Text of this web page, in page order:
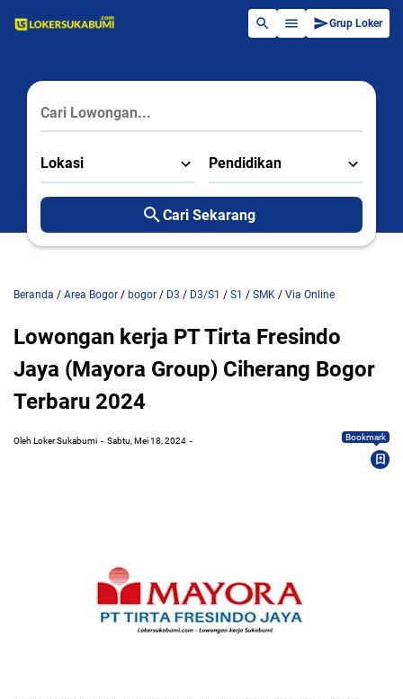
Grup Loker
Lokasi Pendidikan
Cari Sekarang
Beranda / Area Bogor / bogor / D3 / D3/S1 / S1 / SMK / Via Online
Lowongan kerja PT Tirta Fresindo
Jaya (Mayora Group) Ciherang Bogor
Terbaru 2024
Oleh Loker Sukabumi Sabtu, Mei 18, 2024 Bookmark